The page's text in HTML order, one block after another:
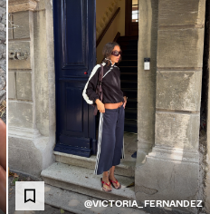
@VICTORIA_FERNANDEZ